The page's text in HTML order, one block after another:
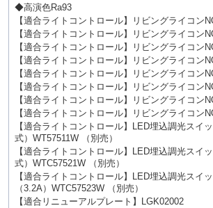
◆高演色Ra93
【適合ライトコントロール】リビングライコン
【適合ライトコントロール】リビングライコン
【適合ライトコントロール】リビングライコン
【適合ライトコントロール】リビングライコン
【適合ライトコントロール】リビングライコン
【適合ライトコントロール】リビングライコン
【適合ライトコントロール】リビングライコン
【適合ライトコントロール】リビングライコン
【適合ライトコントロール】LED埋込調光スイ
式）WT57511W （別売）
【適合ライトコントロール】LED埋込調光スイ
式）WTC57521W （別売）
【適合ライトコントロール】LED埋込調光スイ
（3.2A）WTC57523W （別売）
【適合リニューアルプレート】LGK02002